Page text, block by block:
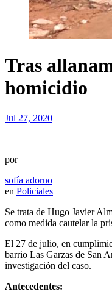
Tras
homicidio
Jul 27, 2020
—
por
sofía adorno
en Policiales
Se trata de Hugo Javier
como medida cautelar la
El 27 de julio, en
barrio Las Garzas de San
investigación del caso.
Antecedentes: